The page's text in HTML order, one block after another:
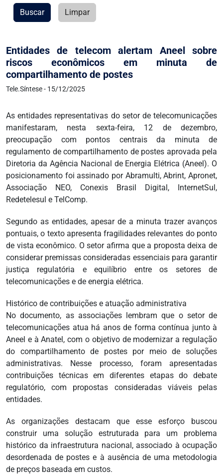
Entidades de telecom alertam Aneel sobre
riscos econômicos em minuta de
compartilhamento de postes
Tele.Síntese - 15/12/2025
As entidades representativas do setor de telecomunicações
manifestaram, nesta sexta-feira, 12 de dezembro,
preocupação com pontos centrais da minuta de
regulamento de compartilhamento de postes aprovada pela
Diretoria da Agência Nacional de Energia Elétrica (Aneel). O
posicionamento foi assinado por Abramulti, Abrint, Apronet,
Associação NEO, Conexis Brasil Digital, InternetSul,
Redetelesul e TelComp.
Segundo as entidades, apesar de a minuta trazer avanços
pontuais, o texto apresenta fragilidades relevantes do ponto
de vista econômico. O setor afirma que a proposta deixa de
considerar premissas consideradas essenciais para garantir
justiça regulatória e equilíbrio entre os setores de
telecomunicações e de energia elétrica.
Histórico de contribuições e atuação administrativa
No documento, as associações lembram que o setor de
telecomunicações atua há anos de forma contínua junto à
Aneel e à Anatel, com o objetivo de modernizar a regulação
do compartilhamento de postes por meio de soluções
administrativas. Nesse processo, foram apresentadas
contribuições técnicas em diferentes etapas do debate
regulatório, com propostas consideradas viáveis pelas
entidades.
As organizações destacam que esse esforço buscou
construir uma solução estruturada para um problema
histórico da infraestrutura nacional, associado à ocupação
desordenada de postes e à ausência de uma metodologia
de preços baseada em custos.
Buscar Limpar